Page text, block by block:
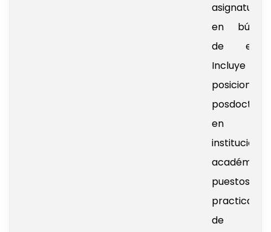
en
de
Incluye
posiciones
en
instituciones
puestos
de